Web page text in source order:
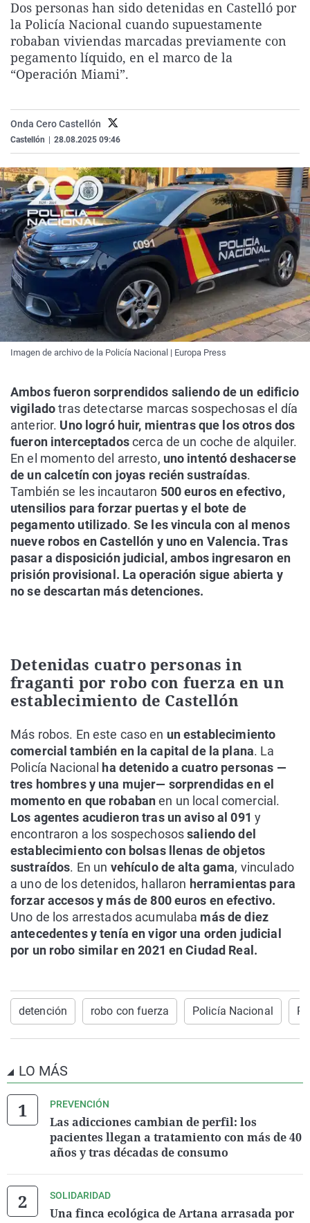
La rosa de los vientos
Gente viajera
Como el perro y el
Caso
Retornados
Equipo de
Extremadura
Galicia
La Rioja
País Vasco
Virales
Televisión
Elecciones
Dos personas han sido detenidas en Castelló por
la Policía Nacional cuando supuestamente
robaban viviendas marcadas previamente con
pegamento líquido, en el marco de la
“Operación Miami”.
Onda Cero Castellón
Castellón 28.08.2025 09:46
Imagen de archivo de la Policía Nacional | Europa Press
Ambos fueron sorprendidos saliendo de un edificio
vigiladotras detectarse marcas sospechosas el día
anterior. Uno logró huir, mientras que los otros dos
fueron interceptadoscerca de un coche de alquiler.
En el momento del arresto, uno intentó deshacerse
de un calcetín con joyas recién sustraídas.
También se les incautaron 500 euros en efectivo,
utensilios para forzar puertas y el bote de
pegamento utilizado. Se les vincula con al menos
nueve robos en Castellón y uno en Valencia. Tras
pasar a disposición judicial, ambos ingresaron en
prisión provisional. La operación sigue abierta y
no se descartan más detenciones.
Detenidas cuatro personas in
fraganti por robo con fuerza en un
establecimiento de Castellón
Más robos. En este caso en un establecimiento
comercial también en la capital de la plana. La
Policía Nacional ha detenido a cuatro personas —
tres hombres y una mujer— sorprendidas en el
momento en que robabanen un local comercial.
Los agentes acudieron tras un aviso al 091 y
encontraron a los sospechosossaliendo del
establecimiento con bolsas llenas de objetos
sustraídos. En un vehículo de alta gama, vinculado
a uno de los detenidos, hallaron herramientas para
forzar accesos y más de 800 euros en efectivo.
Uno de los arrestados acumulaba más de diez
antecedentes y tenía en vigor una orden judicial
por un robo similar en 2021 en Ciudad Real.
detención robo con fuerza Policía Nacional
LO MÁS
PREVENCIÓN
Las adicciones cambian de perfil: los
pacientes llegan a tratamiento con más de 40
años y tras décadas de consumo
SOLIDARIDAD
Una finca ecológica de Artana arrasada por